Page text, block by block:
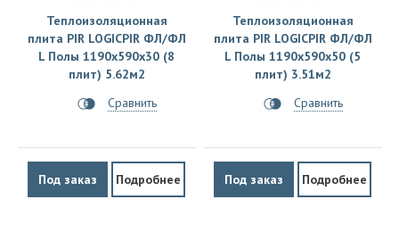
Теплоизоляционная
плита PIR LOGICPIR ФЛ/ФЛ
L Полы 1190х590х30 (8
плит) 5.62м2
Сравнить
Под заказ Подробнее
Теплоизоляционная
плита PIR LOGICPIR ФЛ/ФЛ
L Полы 1190х590х50 (5
плит) 3.51м2
Сравнить
Под заказ Подробнее